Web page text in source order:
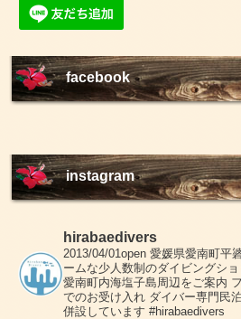
facebook
instagram
hirabaedivers
2013/04/01open 愛媛県愛南町平
ームな少人数制のダイビングシ
愛南町内海塩子島周辺をご案内
でのお受け入れ ダイバー専門民
併設しています #hirabaedivers